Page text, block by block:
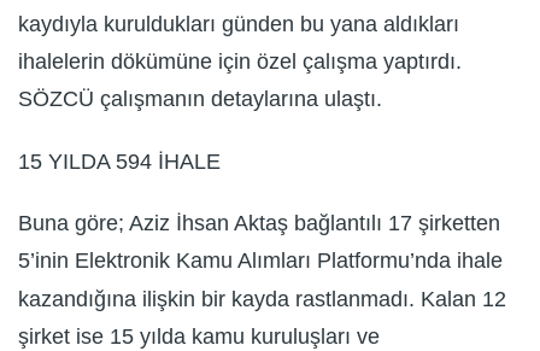
kaydıyla kuruldukları günden bu yana aldıkları
ihalelerin dökümüne için özel çalışma yaptırdı.
SÖZCÜ çalışmanın detaylarına ulaştı.
15 YILDA 594 İHALE
Buna göre; Aziz İhsan Aktaş bağlantılı 17 şirketten
5’inin Elektronik Kamu Alımları Platformu’nda ihale
kazandığına ilişkin bir kayda rastlanmadı. Kalan 12
şirket ise 15 yılda kamu kuruluşları ve